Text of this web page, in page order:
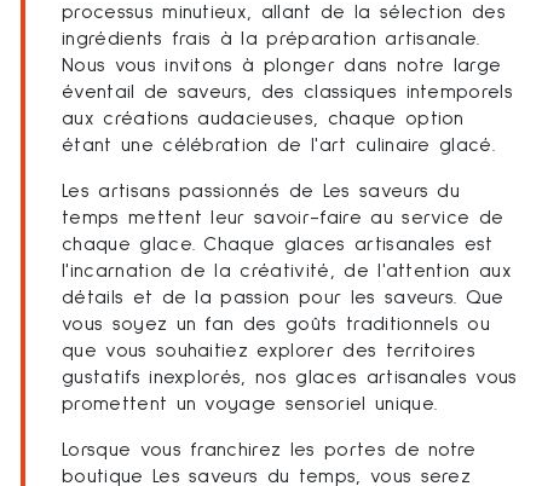
processus minutieux, allant de la sélection des
ingrédients frais à la préparation artisanale.
Nous vous invitons à plonger dans notre large
éventail de saveurs, des classiques intemporels
aux créations audacieuses, chaque option
étant une célébration de l'art culinaire glacé.
Les artisans passionnés de Les saveurs du
temps mettent leur savoir-faire au service de
chaque glace. Chaque glaces artisanales est
l'incarnation de la créativité, de l'attention aux
détails et de la passion pour les saveurs. Que
vous soyez un fan des goûts traditionnels ou
que vous souhaitiez explorer des territoires
gustatifs inexplorés, nos glaces artisanales vous
promettent un voyage sensoriel unique.
Lorsque vous franchirez les portes de notre
boutique Les saveurs du temps, vous serez